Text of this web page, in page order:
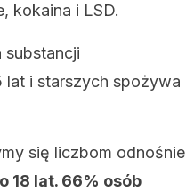
kokaina i LSD.
lat i starszych spożywa
się liczbom odnośnie
18 lat. 66% osób